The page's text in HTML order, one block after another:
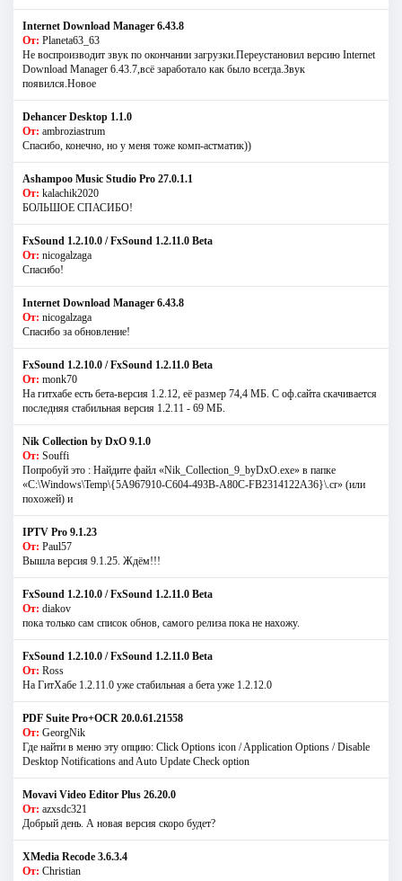
Internet Download Manager 6.43.8
От: Planeta63_63
Не воспроизводит звук по окончании загрузки.Переустановил версию Internet
Download Manager 6.43.7,всё заработало как было всегда.Звук
появился.Новое
Dehancer Desktop 1.1.0
От: ambroziastrum
Спасибо, конечно, но у меня тоже комп-астматик))
Ashampoo Music Studio Pro 27.0.1.1
От: kalachik2020
БОЛЬШОЕ СПАСИБО!
FxSound 1.2.10.0 / FxSound 1.2.11.0 Beta
От: nicogalzaga
Спасибо!
Internet Download Manager 6.43.8
От: nicogalzaga
Спасибо за обновление!
FxSound 1.2.10.0 / FxSound 1.2.11.0 Beta
От: monk70
На гитхабе есть бета-версия 1.2.12, её размер 74,4 МБ. С оф.сайта скачивается
последняя стабильная версия 1.2.11 - 69 МБ.
Nik Collection by DxO 9.1.0
От: Souffi
Попробуй это : Найдите файл «Nik_Collection_9_byDxO.exe» в папке
«C:\Windows\Temp\{5A967910-C604-493B-A80C-FB2314122A36}\.cr» (или
похожей) и
IPTV Pro 9.1.23
От: Paul57
Вышла версия 9.1.25. Ждём!!!
FxSound 1.2.10.0 / FxSound 1.2.11.0 Beta
От: diakov
пока только сам список обнов, самого релиза пока не нахожу.
FxSound 1.2.10.0 / FxSound 1.2.11.0 Beta
От: Ross
На ГитХабе 1.2.11.0 уже стабильная а бета уже 1.2.12.0
PDF Suite Pro+OCR 20.0.61.21558
От: GeorgNik
Где найти в меню эту опцию: Click Options icon / Application Options / Disable
Desktop Notifications and Auto Update Check option
Movavi Video Editor Plus 26.20.0
От: azxsdc321
Добрый день. А новая версия скоро будет?
XMedia Recode 3.6.3.4
От: Christian